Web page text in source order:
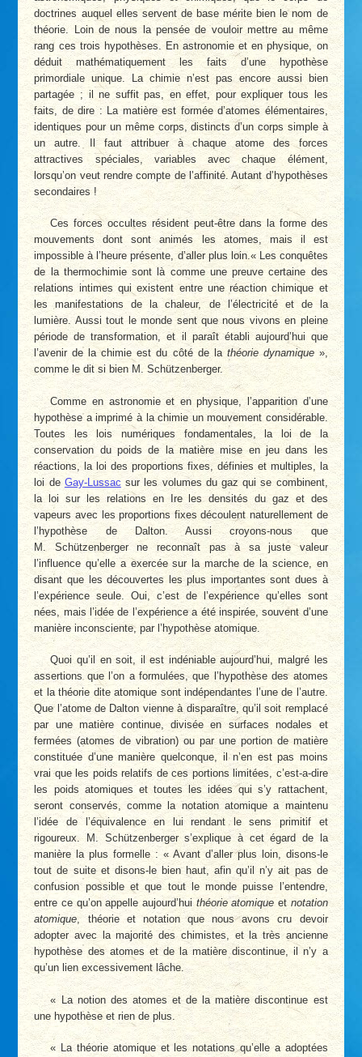
doctrines auquel elles servent de base mérite bien le nom de
théorie. Loin de nous la pensée de vouloir mettre au même
rang ces trois hypothèses. En astronomie et en physique, on
déduit mathématiquement les faits d’une hypothèse
primordiale unique. La chimie n’est pas encore aussi bien
partagée ; il ne suffit pas, en effet, pour expliquer tous les
faits, de dire : La matière est formée d’atomes élémentaires,
identiques pour un même corps, distincts d’un corps simple à
un autre. Il faut attribuer à chaque atome des forces
attractives spéciales, variables avec chaque élément,
lorsqu’on veut rendre compte de l’affinité. Autant d’hypothèses
secondaires !
Ces forces occultes résident peut-être dans la forme des
mouvements dont sont animés les atomes, mais il est
impossible à l’heure présente, d’aller plus loin.« Les conquêtes
de la thermochimie sont là comme une preuve certaine des
relations intimes qui existent entre une réaction chimique et
les manifestations de la chaleur, de l’électricité et de la
lumière. Aussi tout le monde sent que nous vivons en pleine
période de transformation, et il paraît établi aujourd’hui que
l’avenir de la chimie est du côté de la théorie dynamique»,
comme le dit si bien M. Schützenberger.
Comme en astronomie et en physique, l’apparition d’une
hypothèse a imprimé à la chimie un mouvement considérable.
Toutes les lois numériques fondamentales, la loi de la
conservation du poids de la matière mise en jeu dans les
réactions, la loi des proportions fixes, définies et multiples, la
loi de Gay-Lussac sur les volumes du gaz qui se combinent,
la loi sur les relations en Ire les densités du gaz et des
vapeurs avec les proportions fixes découlent naturellement de
l’hypothèse de Dalton. Aussi croyons-nous que
M. Schützenberger ne reconnaît pas à sa juste valeur
l’influence qu’elle a exercée sur la marche de la science, en
disant que les découvertes les plus importantes sont dues à
l’expérience seule. Oui, c’est de l’expérience qu’elles sont
nées, mais l’idée de l’expérience a été inspirée, souvent d’une
manière inconsciente, par l’hypothèse atomique.
Quoi qu’il en soit, il est indéniable aujourd’hui, malgré les
assertions que l’on a formulées, que l’hypothèse des atomes
et la théorie dite atomique sont indépendantes l’une de l’autre.
Que l’atome de Dalton vienne à disparaître, qu’il soit remplacé
par une matière continue, divisée en surfaces nodales et
fermées (atomes de vibration) ou par une portion de matière
constituée d’une manière quelconque, il n’en est pas moins
vrai que les poids relatifs de ces portions limitées, c’est-a-dire
les poids atomiques et toutes les idées qui s’y rattachent,
seront conservés, comme la notation atomique a maintenu
l’idée de l’équivalence en lui rendant le sens primitif et
rigoureux. M. Schützenberger s’explique à cet égard de la
manière la plus formelle : « Avant d’aller plus loin, disons-le
tout de suite et disons-le bien haut, afin qu’il n’y ait pas de
confusion possible et que tout le monde puisse l’entendre,
entre ce qu’on appelle aujourd’hui théorie atomiqueet notation
atomique, théorie et notation que nous avons cru devoir
adopter avec la majorité des chimistes, et la très ancienne
hypothèse des atomes et de la matière discontinue, il n’y a
qu’un lien excessivement lâche.
« La notion des atomes et de la matière discontinue est
une hypothèse et rien de plus.
« La théorie atomique et les notations qu’elle a adoptées